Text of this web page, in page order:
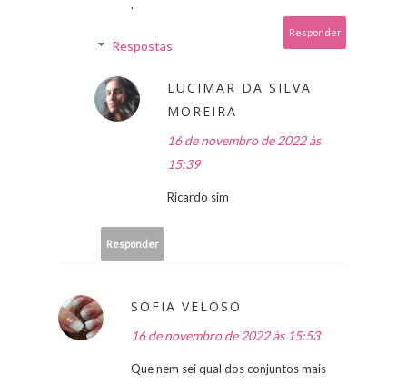
.
Responder
Respostas
LUCIMAR DA SILVA
MOREIRA
16 de novembro de 2022 às
15:39
Ricardo sim
Responder
SOFIA VELOSO
16 de novembro de 2022 às 15:53
Que nem sei qual dos conjuntos mais